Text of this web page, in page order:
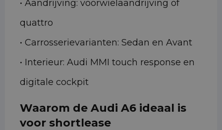
• Aandrijving: voorwielaandrijving of
quattro
• Carrosserievarianten: Sedan en Avant
• Interieur: Audi MMI touch response en
digitale cockpit
Waarom de Audi A6 ideaal is
voor shortlease